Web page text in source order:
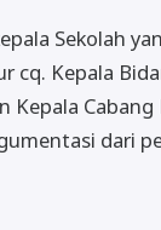
Sekolah
cq. Kepala
dari